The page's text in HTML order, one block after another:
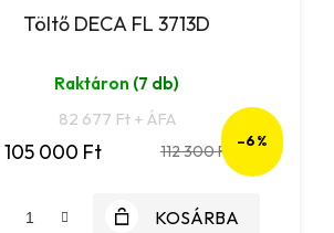
Töltő DECA FL 3713D
Raktáron (7 db)
82 677 Ft + ÁFA
105 000 Ft 112 300 Ft
–6 %
KOSÁRBA